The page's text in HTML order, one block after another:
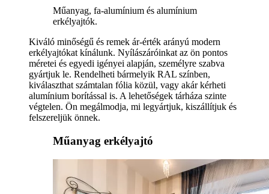
Műanyag, fa-alumínium és alumínium
erkélyajtók.
Kiváló minőségű és remek ár-érték arányú modern
erkélyajtókat kínálunk. Nyílászáróinkat az ön pontos
méretei és egyedi igényei alapján, személyre szabva
gyártjuk le. Rendelheti bármelyik RAL színben,
kiválaszthat számtalan fólia közül, vagy akár kérheti
alumínium borítással is. A lehetőségek tárháza szinte
végtelen. Ön megálmodja, mi legyártjuk, kiszállítjuk és
felszereljük önnek.
Műanyag erkélyajtó